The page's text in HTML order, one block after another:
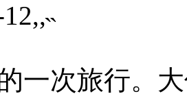
一次旅行。